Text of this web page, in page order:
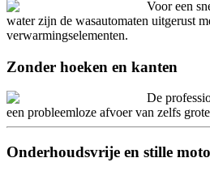
Voor een
water zijn de wasautomaten uitgerust
verwarmingselementen.
Zonder hoeken en kanten
De
een probleemloze afvoer van zelfs
Onderhoudsvrije en stille